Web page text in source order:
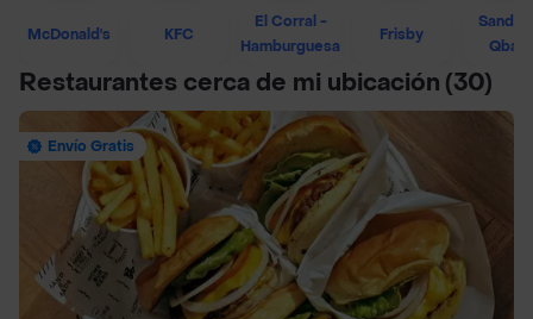
McDonald's KFC
El Corral -
Hamburguesa
Frisby
Restaurantes cerca de mi ubicación (30)
Envío Gratis